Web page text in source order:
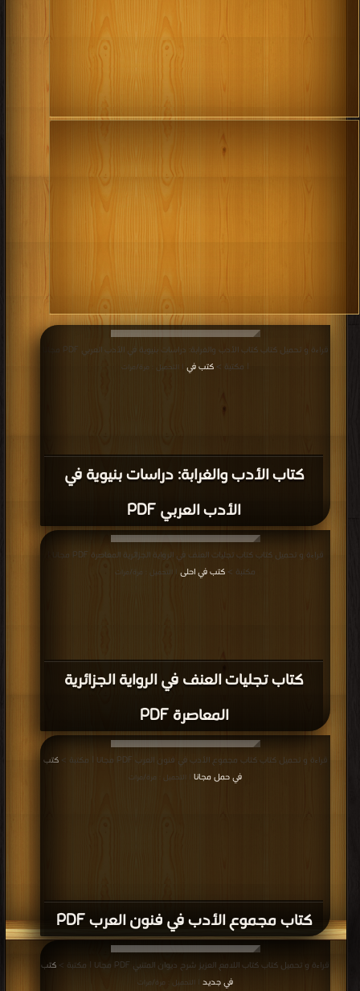
كتاب الأدب والغرابة: دراسات بنيوية في
الأدب العربي PDF
| مكتبة > كتب في | التحميل : مرة/مرات
كتاب تجليات العنف في الرواية الجزائرية
المعاصرة PDF
قراءة و تحميل كتاب كتاب تجليات العنف في الرواية الجزائرية المعاصرة PDF مجانا |
مكتبة > كتب في احلى | التحميل : مرة/مرات
كتاب مجموع الأدب في فنون العرب PDF
قراءة و تحميل كتاب كتاب مجموع الأدب في فنون العرب PDF مجانا | مكتبة >
كتب
في حمل مجانا | التحميل : مرة/مرات
قراءة و تحميل كتاب كتاب اللامع العزيز شرح ديوان المتنبي PDF مجانا | مكتبة >
كتب
في جديد | التحميل : مرة/مرات